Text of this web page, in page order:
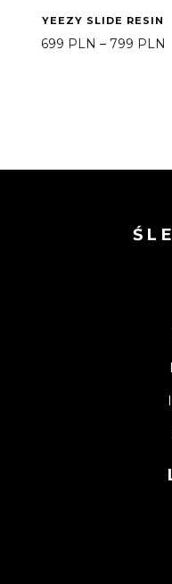
YEEZY SLIDE RESIN
699 PLN – 799 PLN